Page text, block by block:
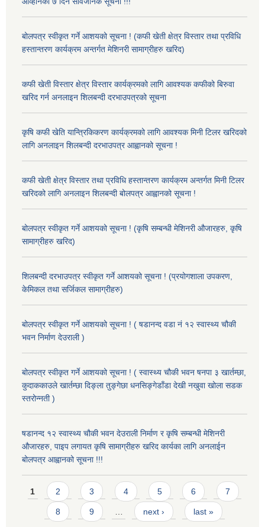
बोलपत्र स्वीकृत गर्ने आशयको सूचना ! (कफी खेती क्षेत्र विस्तार तथा प्रविधि
हस्तान्तरण कार्यक्रम अन्तर्गत मेशिनरी सामाग्रीहरु खरिद)
कफी खेती विस्तार क्षेत्र विस्तार कार्यक्रमको लागि आवश्यक कफीको बिरुवा
खरिद गर्न अनलाइन शिलबन्दी दरभाउपत्रको सूचना
कृषि कफी खेति यान्त्रिकिकरण कार्यक्रमको लागि आवश्यक मिनी टिलर खरिदको
लागि अनलाइन शिलबन्दी दरभाउपत्र आह्वानको सूचना !
कफी खेती क्षेत्र विस्तार तथा प्रविधि हस्तान्तरण कार्यक्रम अन्तर्गत मिनी टिलर
खरिदको लागि अनलाइन शिलबन्दी बोलपत्र आह्वानको सूचना !
बोलपत्र स्वीकृत गर्ने आशयको सूचना ! (कृषि सम्बन्धी मेशिनरी औजारहरु, कृषि
सामाग्रीहरु खरिद)
शिलबन्दी दरभाउपत्र स्वीकृत गर्ने आशयको सूचना ! (प्रयोगशाला उपकरण,
केमिकल तथा सर्जिकल सामाग्रीहरु)
बोलपत्र स्वीकृत गर्ने आशयको सूचना ! ( षडानन्द वडा नं १२ स्वास्थ्य चौकी
भवन निर्माण देउराली )
बोलपत्र स्वीकृत गर्ने आशयको सूचना ! ( स्वास्थ्य चौकी भवन षनपा ३ खार्तम्छा,
कुदाककाउले खार्तम्छा दिङ्ला तुङ्गेछा धनसिङ्गेडाँडा देखी नखुवा खोला सडक
स्तरोन्नती )
षडानन्द १२ स्वास्थ्य चौकी भवन देउराली निर्माण र कृषि सम्बन्धी मेशिनरी
औजारहरु, पाइप लगायत कृषि सामाग्रीहरु खरिद कार्यका लागि अनलाईन
बोलपत्र आह्वानको सूचना !!!
Pages
1 2 3 4 5 6 7
8 9 … next › last »